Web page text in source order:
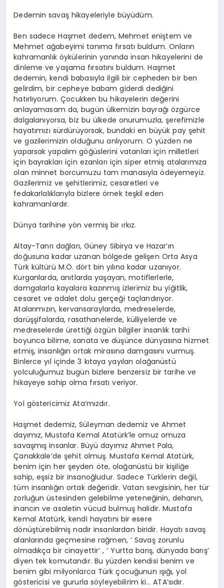
Dedemin savaş hikayeleriyle büyüdüm.
Ben sadece Haşmet dedem, Mehmet eniştem ve
Mehmet ağabeyimi tanıma fırsatı buldum. Onların
kahramanlık öykülerinin yanında insan hikayelerini de
dinleme ve yaşama fırsatını buldum. Haşmet
dedemin, kendi babasıyla ilgili bir cepheden bir ben
gelirdim, bir cepheye babam giderdi dediğini
hatırlıyorum. Çocukken bu hikayelerin değerini
anlayamasam da, bugün ülkemizin bayrağı özgürce
dalgalanıyorsa, biz bu ülkede onurumuzla, şerefimizle
hayatımızı sürdürüyorsak, bundaki en büyük pay şehit
ve gazilerimizin olduğunu anlıyorum. O yüzden ne
yaparsak yapalım göğüslerini vatanları için milletleri
için bayrakları için ezanları için siper etmiş atalarımıza
olan minnet borcumuzu tam manasıyla ödeyemeyiz.
Gazilerimiz ve şehitlerimiz, cesaretleri ve
fedakarlalıklarıyla bizlere örnek teşkil eden
kahramanlardır.
Dünya tarihine yön vermiş bir ırkız.
Altay-Tanrı dağları, Güney Sibirya ve Hazar’ın
doğusuna kadar uzanan bölgede gelişen Orta Asya
Türk kültürü M.Ö. dört bin yılına kadar uzanıyor.
Kurganlarda, anıtlarda yaşayan, motiflerlerle,
damgalarla kayalara kazınmış izlerimiz bu yiğitlik,
cesaret ve adalet dolu gerçeği taçlandırıyor.
Atalarımızın, kervansaraylarda, medreselerde,
darüşşifalarda, rasathanelerde, külliyelerde ve
medreselerde ürettiği özgün bilgiler insanlık tarihi
boyunca bilime, sanata ve düşünce dünyasına hizmet
etmiş, insanlığın ortak mirasına damgasını vurmuş.
Binlerce yıl içinde 3 kıtaya yayılan olağanüstü
yolculuğumuz bugün bizlere benzersiz bir tarihe ve
hikayeye sahip olma fırsatı veriyor.
Yol göstericimiz Ata’mızdır.
Haşmet dedemiz, Süleyman dedemiz ve Ahmet
dayımız, Mustafa Kemal Atatürk’le omuz omuza
savaşmış insanlar. Büyü dayımız Ahmet Pala,
Çanakkale’de şehit olmuş. Mustafa Kemal Atatürk,
benim için her şeyden öte, olağanüstü bir kişiliğe
sahip, eşsiz bir insanoğludur. Sadece Türklerin değil,
tüm insanlığın ortak değeridir. Vatan sevgisinin, her tür
zorluğun üstesinden gelebilme yeteneğinin, dehanın,
inancın ve asaletin vücud bulmuş halidir. Mustafa
Kemal Atatürk, kendi hayatını bir esere
dönüştürebilmiş nadir insanlardan biridir. Hayatı savaş
alanlarında geçmesine rağmen, ‘ Savaş zorunlu
olmadıkça bir cinayettir’ , ‘ Yurtta barış, dünyada barış’
diyen tek komutandır. Bu yüzden kendisi benim ve
benim gibi milyonlarca Türk çocuğunun ışığı, yol
göstericisi ve gururla söyleyebilirim ki… ATA’sıdır.